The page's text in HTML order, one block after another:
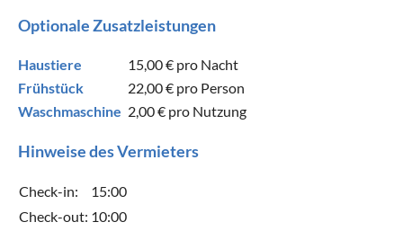
Optionale Zusatzleistungen
Haustiere 15,00 € pro Nacht
Frühstück
22,00 € pro Person
Waschmaschine 2,00 € pro Nutzung
Hinweise des Vermieters
Check-in:
15:00
Check-out: 10:00